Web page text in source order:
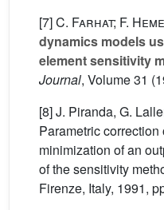
[7]C. Farhat; F.
dynamics models
element sensitivity
Journal, Volume 31
[8] J. Piranda, G.
Parametric
minimization of an
of the sensitivity
Firenze, Italy, 1991,